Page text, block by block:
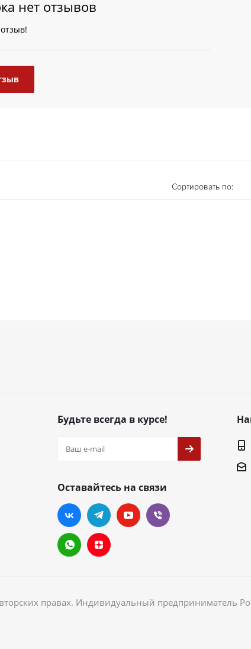
нет отзывов
Сортировать по:
Будьте всегда в курсе!
Оставайтесь на связи
правах. Индивидуальный предприниматель